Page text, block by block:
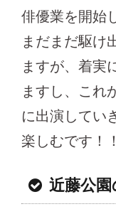
俳優業を開始
まだまだ駆け
ますが、着実
ますし、これ
に出演してい
楽しむです！！
近藤公